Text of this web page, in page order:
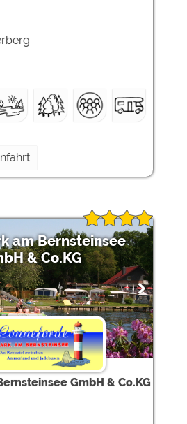
am Bernsteinsee
& Co.KG
GmbH & Co.KG